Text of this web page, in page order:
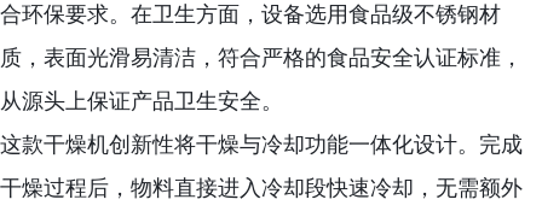
合环保要求。在卫生方面，设备选用食品级不锈钢材
质，表面光滑易清洁，符合严格的食品安全认证标准，
从源头上保证产品卫生安全。
这款干燥机创新性将干燥与冷却功能一体化设计。完成
干燥过程后，物料直接进入冷却段快速冷却，无需额外